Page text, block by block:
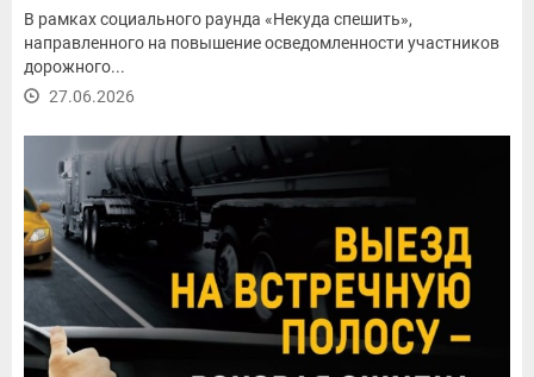
В рамках социального раунда «Некуда спешить»,
направленного на повышение осведомленности участников
дорожного...
27.06.2026